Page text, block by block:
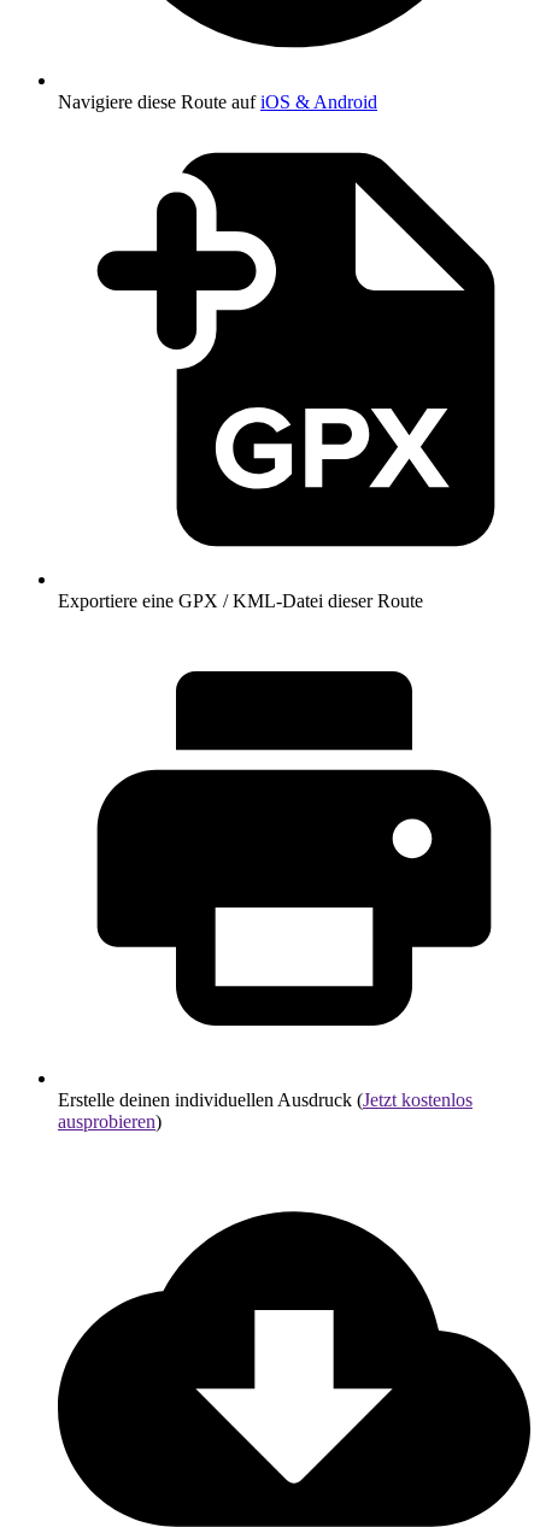
Navigiere diese Route aufiOS & Android
Exportiere eine GPX / KML-Datei dieser Route
Erstelle deinen individuellen Ausdruck (Jetzt kostenlos
ausprobieren)